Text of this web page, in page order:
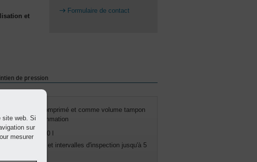
et
Formulaire de contact
de pression
de l'air comprimé et comme volume tampon
de consommation
de 90 à 10 000 l
durée de vie et intervalles d'inspection jusqu'à 5
site web. Si
sur
mesurer